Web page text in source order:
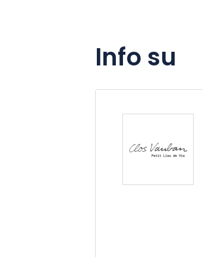
Info su